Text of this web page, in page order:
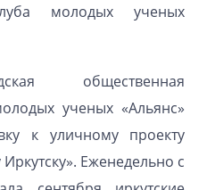
молодых ученых
общественная
ученых «Альянс»
к уличному проекту
Еженедельно с